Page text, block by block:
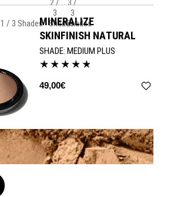
1 / 3 Shades
3
Shades
3
Shades
MINERALIZE
SKINFINISH NATURAL
SHADE: MEDIUM PLUS
49,00€